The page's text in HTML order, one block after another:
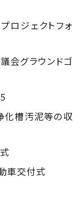
ロジェクトフォ
グラウンドゴ
槽汚泥等の収
車交付式